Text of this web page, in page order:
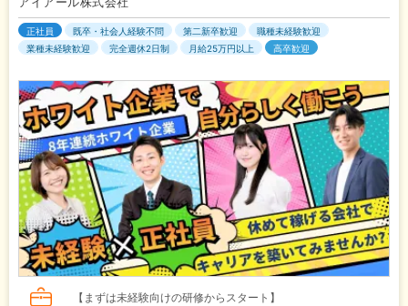
正社員 既卒・社会人経験不問 第二新卒歓迎
職種未経験歓迎
業種未経験歓迎
完全週休2日制 月給25万円以上 高卒歓迎
【まずは未経験向けの研修からスタート】